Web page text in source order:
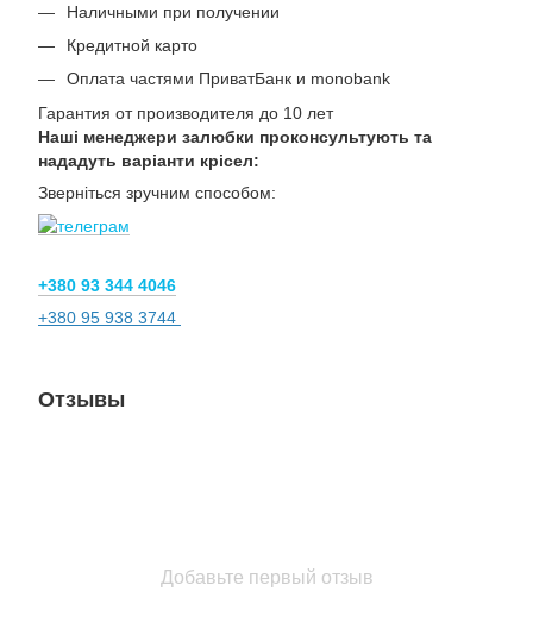
Наличными при получении
Кредитной карто
Оплата частями ПриватБанк и monobank
Гарантия от производителя до 10 лет
Наші менеджери залюбки проконсультують та
нададуть варіанти крісел:
Зверніться зручним способом:
+380 93 344 4046
+380 95 938 3744
Отзывы
Добавьте первый отзыв